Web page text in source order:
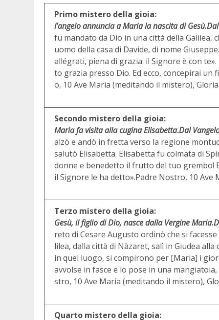
Primo mistero della gioia:
l’angelo annuncia a Maria la nascita di Gesù.
fu mandato da Dio in una città della Galilea,
uomo della casa di Davide, di nome
allégrati, piena di grazia: il Signore è con
to grazia presso Dio. Ed ecco, concepirai un
o, 10 Ave Maria (meditando il mistero),
Secondo mistero della gioia:
Maria fa visita alla cugina Elisabetta.Dal
alzò e andò in fretta verso la regione
salutò Elisabetta. Elisabetta fu colmata di
donne e benedetto il frutto del tuo grembo!
il Signore le ha detto».Padre Nostro, 10
Terzo mistero della gioia:
Gesù, il figlio di Dio, nasce dalla Vergine Maria.
reto di Cesare Augusto ordinò che si
lilea, dalla città di Nàzaret, salì in Giudea
in quel luogo, si compirono per [Maria] i
avvolse in fasce e lo pose in una
stro, 10 Ave Maria (meditando il mistero),
Quarto mistero della gioia: